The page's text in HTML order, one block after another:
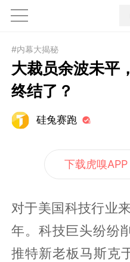
1X
#内幕大揭秘
大裁员余波未平
终结了？
硅兔赛跑
下载虎嗅
对于美国科技行业
年。科技巨头纷纷
推特新老板马斯克